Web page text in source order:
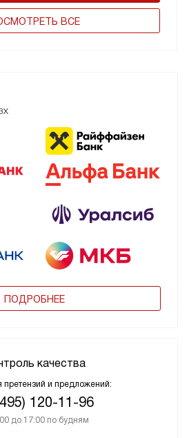
ВСЕ
ПОДРОБНЕЕ
качества
претензий и предложений:
120-11-96
до 17:00 по будням